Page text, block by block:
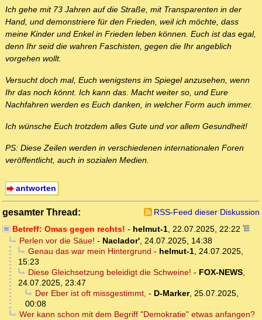
Ich gehe mit 73 Jahren auf die Straße, mit Transparenten in der
Hand, und demonstriere für den Frieden, weil ich möchte, dass
meine Kinder und Enkel in Frieden leben können. Euch ist das egal,
denn Ihr seid die wahren Faschisten, gegen die Ihr angeblich
vorgehen wollt.
Versucht doch mal, Euch wenigstens im Spiegel anzusehen, wenn
Ihr das noch könnt. Ich kann das. Macht weiter so, und Eure
Nachfahren werden es Euch danken, in welcher Form auch immer.
Ich wünsche Euch trotzdem alles Gute und vor allem Gesundheit!
PS: Diese Zeilen werden in verschiedenen internationalen Foren
veröffentlicht, auch in sozialen Medien.
antworten
gesamter Thread:
RSS-Feed dieser Diskussion
Betreff: Omas gegen rechts! - helmut-1, 22.07.2025, 22:22
Perlen vor die Säue! - Naclador', 24.07.2025, 14:38
Genau das war mein Hintergrund - helmut-1, 24.07.2025,
15:23
Diese Gleichsetzung beleidigt die Schweine! - FOX-NEWS,
24.07.2025, 23:47
Der Eber ist oft missgestimmt, - D-Marker, 25.07.2025,
00:08
Wer kann schon mit dem Begriff "Demokratie" etwas anfangen?